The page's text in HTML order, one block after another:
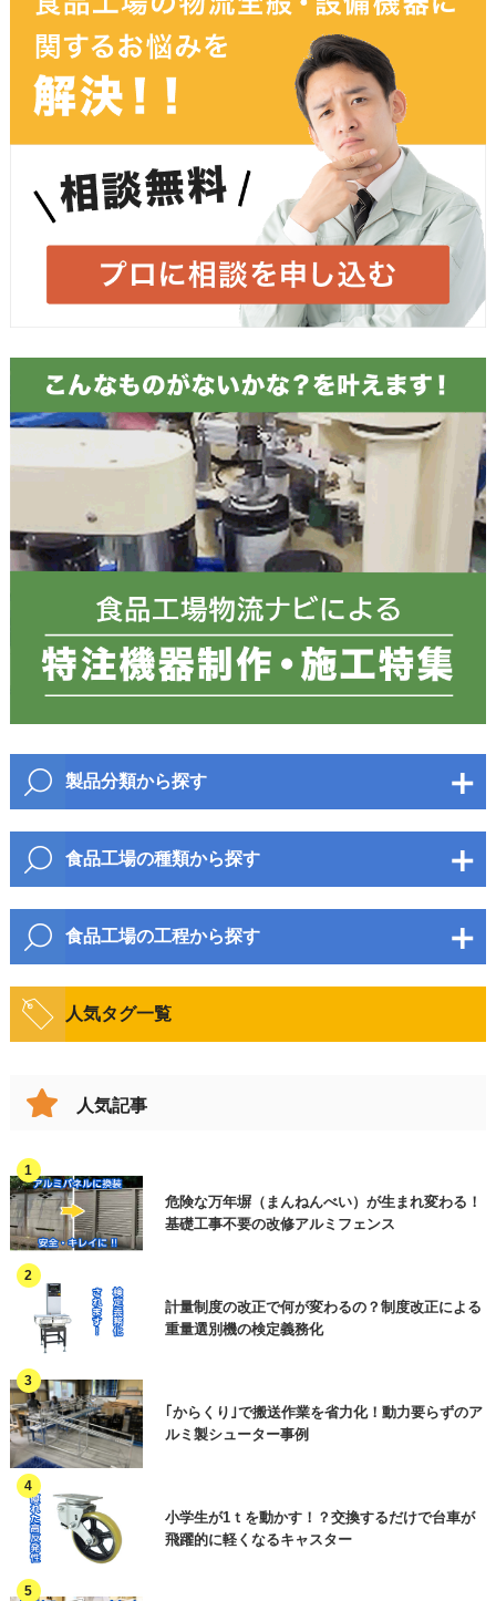
お名前 必須
メールアドレス 必須
お電話番号 必須
郵便番号
市区町村
町名・番地
お問合せ内容（複数選択可） 必須
談内容をご入力ください
資料請求 ※ご用件欄に商品名またはご相
訪問希望
電話連絡希望
オンラインセミナーについて
ご質問・その他（用件欄にご入力くださ
ご用件
製品分類から探す
包装・梱包資材
包装・梱包機器
検査機
印字機・ラベラー
ロボット
製函機・封函機
省人化・自動化
作業効率アップ
HACCP関連・異物混入対策
作業環境改善
各種工事・メンテナンス
加工品(部品)
その他機械
食品工場の種類から探す
麺・パン 野菜・果物・加工品
水産・のり・加工品 畜産・鶏卵・加工品
菓子類
漬物・佃煮
穀物(麦・米など)
弁当・惣菜 レトルト・スープ
その他(食品以外)
食品工場の工程から探す
開梱・原料投入・混錬 搬送・移動
整列 加工(製品製造)
計量・計数
製函・封緘 箱詰め
パレタイズ
冷凍・冷蔵 洗浄・殺菌
廃棄
人気タグ一覧
人気記事
危険な万年塀（まんねんべい）が生まれ変わる！
基礎工事不要の改修アルミフェンス
計量制度の改正で何が変わるの？制度改正による
重量選別機の検定義務化
｢からくり｣で搬送作業を省力化！動力要らずのア
ルミ製シューター事例
小学生が1ｔを動かす！？交換するだけで台車が
飛躍的に軽くなるキャスター